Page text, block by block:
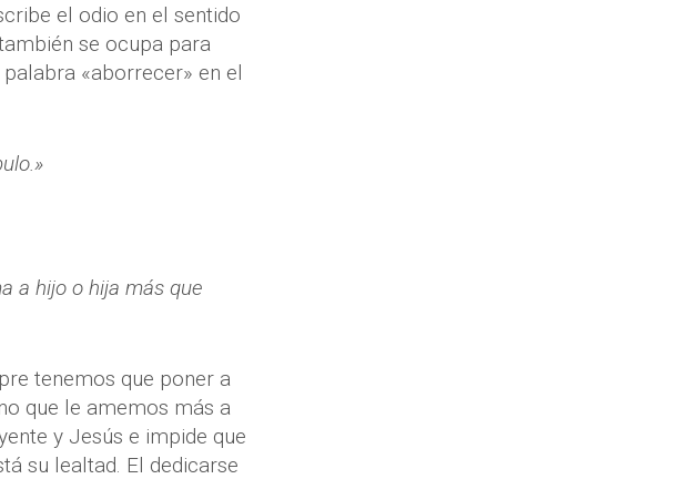
el odio en el sentido
se ocupa para
«aborrecer» en el
a hijo o hija más que
tenemos que poner a
que le amemos más a
y Jesús e impide que
su lealtad. El dedicarse